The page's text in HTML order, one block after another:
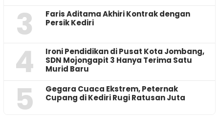
3
Faris Aditama Akhiri Kontrak dengan
Persik Kediri
4
Ironi Pendidikan di Pusat Kota Jombang,
SDN Mojongapit 3 Hanya Terima Satu
Murid Baru
5
‎Gegara Cuaca Ekstrem, Peternak
Cupang di Kediri Rugi Ratusan Juta